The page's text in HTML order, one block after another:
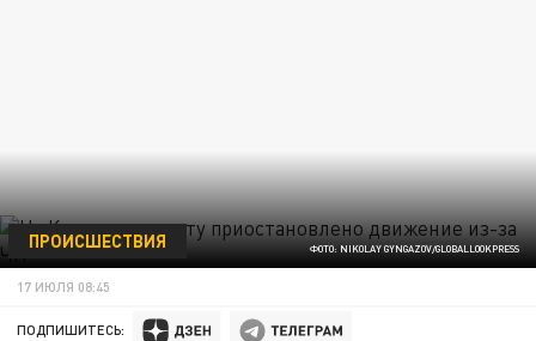
ФОТО: NIKOLAY GYNGAZOV/GLOBALLOOKPRESS
ПРОИСШЕСТВИЯ
17 ИЮЛЯ 08:45
ПОДПИШИТЕСЬ: